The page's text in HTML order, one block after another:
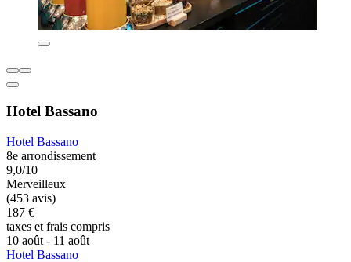
Hotel Bassano
Hotel Bassano
8e arrondissement
9,0/10
Merveilleux
(453 avis)
187 €
taxes et frais compris
10 août - 11 août
Hotel Bassano